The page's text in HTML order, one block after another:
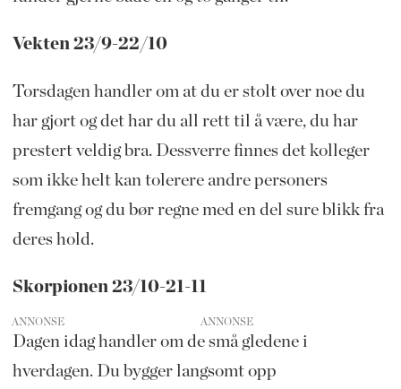
Vekten 23/9-22/10
Torsdagen handler om at du er stolt over noe du
har gjort og det har du all rett til å være, du har
prestert veldig bra. Dessverre finnes det kolleger
som ikke helt kan tolerere andre personers
fremgang og du bør regne med en del sure blikk fra
deres hold.
Skorpionen 23/10-21-11
ANNONSE
Dagen idag handler om de små gledene i
hverdagen. Du bygger langsomt opp